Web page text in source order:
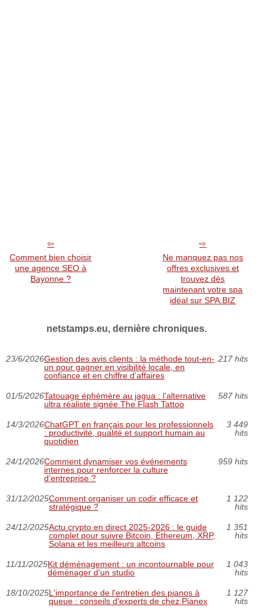
Comment bien choisir
une agence SEO à
Bayonne ?
Ne manquez pas nos
offres exclusives et
trouvez dès
maintenant votre spa
idéal sur SPA.BIZ
netstamps.eu, dernière chroniques.
23/6/2026Gestion des avis clients : la méthode tout-en-
un pour gagner en visibilité locale, en
confiance et en chiffre d’affaires
217 hits
01/5/2026Tatouage éphémère au jagua : l’alternative
ultra réaliste signée The Flash Tattoo
587 hits
14/3/2026ChatGPT en français pour les professionnels
: productivité, qualité et support humain au
quotidien
3 449
hits
24/1/2026Comment dynamiser vos événements
internes pour renforcer la culture
d’entreprise ?
959 hits
31/12/2025Comment organiser un codir efficace et
stratégique ?
1 122
hits
24/12/2025Actu crypto en direct 2025‑2026 : le guide
complet pour suivre Bitcoin, Ethereum, XRP,
Solana et les meilleurs altcoins
1 351
hits
11/11/2025Kit déménagement : un incontournable pour
déménager d'un studio
1 043
hits
18/10/2025L'importance de l'entretien des pianos à
queue : conseils d'experts de chez Pianex
1 127
hits